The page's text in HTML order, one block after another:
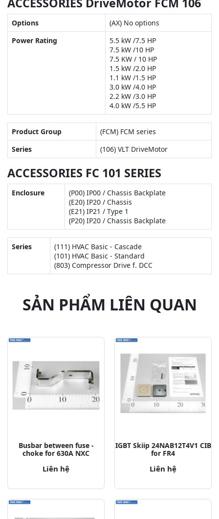
Options
(AX) No options
Power Rating
5.5 kW /7.5 HP
7.5 kW /10 HP
7.5 KW / 10 HP
1.5 kW /2.0 HP
1.1 kW /1.5 HP
3.0 kW /4.0 HP
2.2 kW /3.0 HP
4.0 kW /5.5 HP
Product Group
(FCM) FCM series
Series
(106) VLT DriveMotor
ACCESSORIES FC 101 SERIES
Enclosure
(P00) IP00 / Chassis Backplate
(E20) IP20 / Chassis
(E21) IP21 / Type 1
(P20) IP20 / Chassis Backplate
Series
(111) HVAC Basic - Cascade
(101) HVAC Basic - Standard
(803) Compressor Drive f. DCC
SẢN PHẨM LIÊN QUAN
Busbar between fuse -
choke for 630A NXC
Liên hệ
IGBT Skiip 24NAB12T4V1 CIB
for FR4
Liên hệ